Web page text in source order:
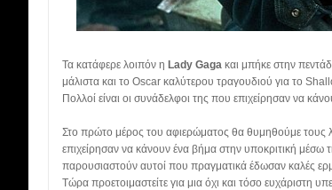
Τα κατάφερε λοιπόν η Lady Gaga και μπήκε στην
μάλιστα και το Οscar καλύτερου τραγουδιού για το
Πολλοί είναι οι συνάδελφοι της που επιχείρησαν να
Στο πρώτο μέρος του αφιερώματος θα θυμηθούμε τους
επιχείρησαν να κάνουν ένα βήμα στην υποκριτική
παρουσιαστούν αυτοί που πραγματικά έδωσαν καλές
Τώρα προετοιμαστείτε για μια όχι και τόσο ευχάριστη